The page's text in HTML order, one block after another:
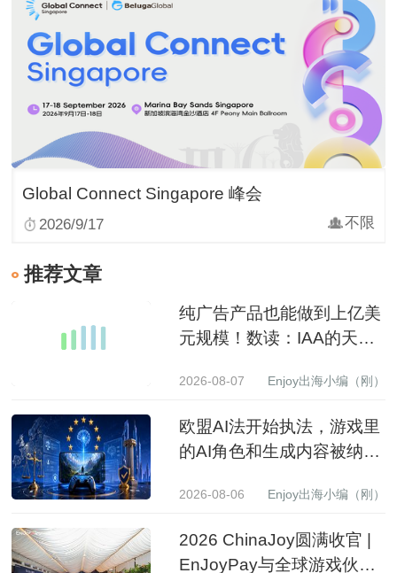
Global Connect Singapore 峰会
2026/9/17 不限
推荐文章
纯广告产品也能做到上亿美
元规模！数读：IAA的天花
2026-08-07 Enjoy出海小编（刚）
欧盟AI法开始执法，游戏里
的AI角色和生成内容被纳入
2026-08-06 Enjoy出海小编（刚）
2026 ChinaJoy圆满收官 |
EnJoyPay与全球游戏伙伴